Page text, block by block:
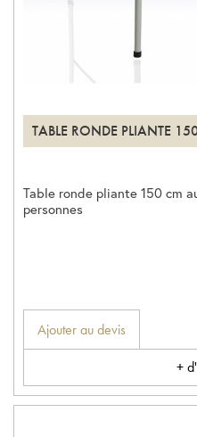
TABLE RONDE PLIANTE
Table ronde pliante 150 cm
personnes
Ajouter au devis
+